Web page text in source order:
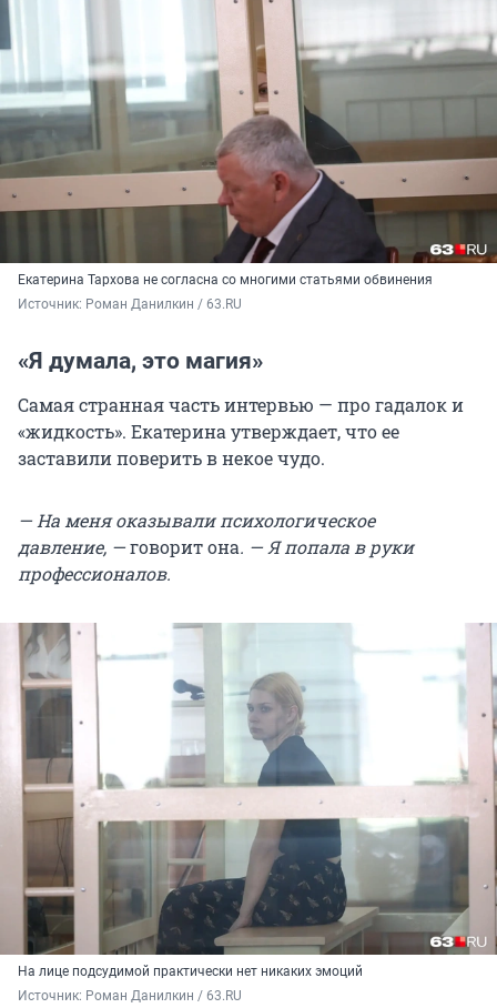
Екатерина Тархова не согласна со многими статьями обвинения
Источник: Роман Данилкин / 63.RU
«Я думала, это магия»
Самая странная часть интервью — про гадалок и
«жидкость». Екатерина утверждает, что ее
заставили поверить в некое чудо.
— На меня оказывали психологическое
давление, —говорит она. — Я попала в руки
профессионалов.
На лице подсудимой практически нет никаких эмоций
Источник: Роман Данилкин / 63.RU